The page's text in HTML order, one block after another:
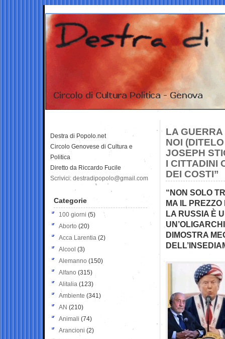
LA
NOI
JOSEPH
I CITTADINI
DEI COSTI”
“NON SOLO
MA IL
LA RUSSIA È
DIMOSTRA
Destra di Popolo.net
Circolo Genovese di Cultura e
Politica
Diretto da Riccardo Fucile
Scrivici: destradipopolo@gmail.com
Categorie
100 giorni (5)
Aborto (20)
Acca Larentia (2)
Alcool (3)
Alemanno (150)
Alfano (315)
Alitalia (123)
Ambiente (341)
AN (210)
Animali (74)
Arancioni (2)